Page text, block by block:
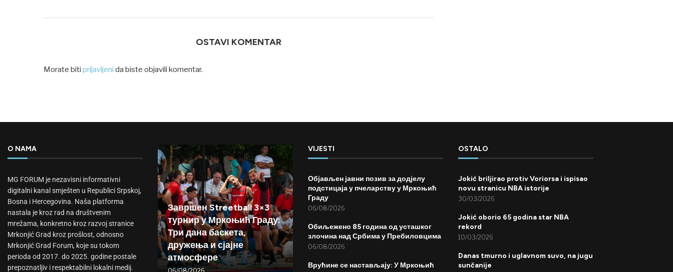
OSTAVI KOMENTAR
Morate biti prijavljeni da biste objavili komentar.
O NAMA
MG FORUM je nezavisni informativni
digitalni kanal smješten u Republici Srpskoj,
Bosna i Hercegovina. Naša platforma
nastala je kroz rad na društvenim
mrežama, konkretno kroz razvoj stranice
Mrkonjić Grad kroz prošlost, odnosno
Mrkonjić Grad Forum, koje su tokom
perioda od 2017. do 2025. godine postale
prepoznatljiv i respektabilni lokalni medij.
Завршен Streetball 3×3
турнир у Мркоњић Граду:
Три дана баскета,
дружења и сјајне
атмосфере
VIJESTI
Објављен јавни позив за додјелу
подстицаја у пчеларству у Мркоњић
Граду
06/08/2026
Обиљежено 85 година од усташког
злочина над Србима у Пребиловцима
06/08/2026
Врућине се настављају: У Мркоњић
OSTALO
Jokić briljirao protiv Voriorsa i ispisao
novu stranicu NBA istorije
30/03/2026
Jokić oborio 65 godina star NBA
rekord
10/03/2026
Danas tmurno i uglavnom suvo, na jugu
sunčanije